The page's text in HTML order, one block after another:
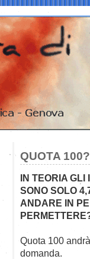
QUOTA
IN TEORIA GLI
SONO SOLO
ANDARE IN
Quota 100
domanda.